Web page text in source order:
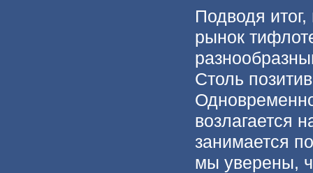
Подводя
рынок
Столь
возлагается
занимается
мы уверены,